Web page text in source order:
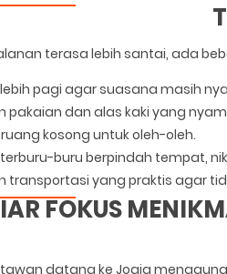
terasa lebih santai, ada
pagi agar suasana masih
pakaian dan alas kaki yang
kosong untuk oleh-oleh.
buru berpindah tempat,
transportasi yang praktis agar
FOKUS
datang ke Jogja